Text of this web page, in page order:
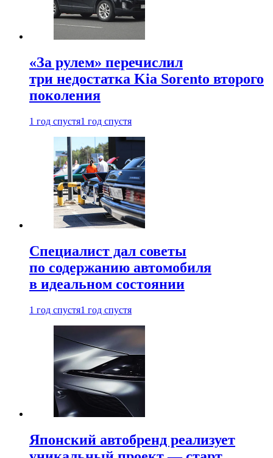
«За рулем» перечислил
три недостатка Kia Sorento второго
поколения
1 год спустя1 год спустя
Специалист дал советы
по содержанию автомобиля
в идеальном состоянии
1 год спустя1 год спустя
Японский автобренд реализует